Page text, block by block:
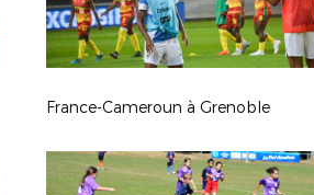
France-Cameroun à Grenoble